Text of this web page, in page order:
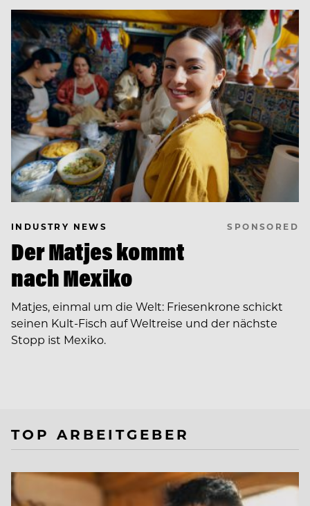
INDUSTRY NEWS SPONSORED
Der Matjes kommt
nach Mexiko
Matjes, einmal um die Welt: Friesenkrone schickt
seinen Kult-Fisch auf Weltreise und der nächste
Stopp ist Mexiko.
TOP ARBEITGEBER